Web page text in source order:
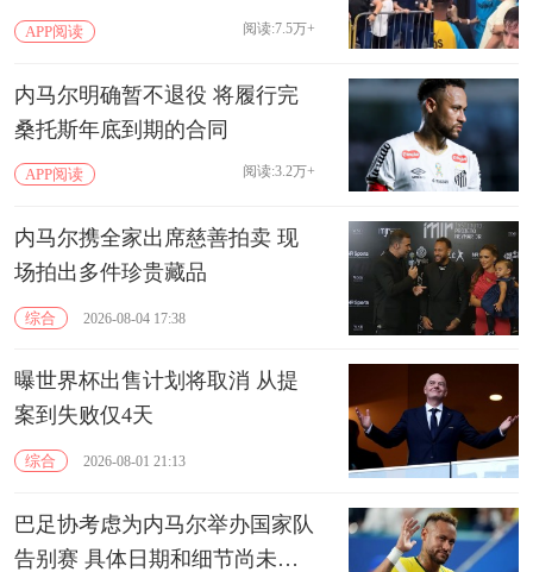
APP阅读 阅读:7.5万+
内马尔明确暂不退役 将履行完
桑托斯年底到期的合同
APP阅读 阅读:3.2万+
内马尔携全家出席慈善拍卖 现
场拍出多件珍贵藏品
综合 2026-08-04 17:38
曝世界杯出售计划将取消 从提
案到失败仅4天
综合 2026-08-01 21:13
巴足协考虑为内马尔举办国家队
告别赛 具体日期和细节尚未敲